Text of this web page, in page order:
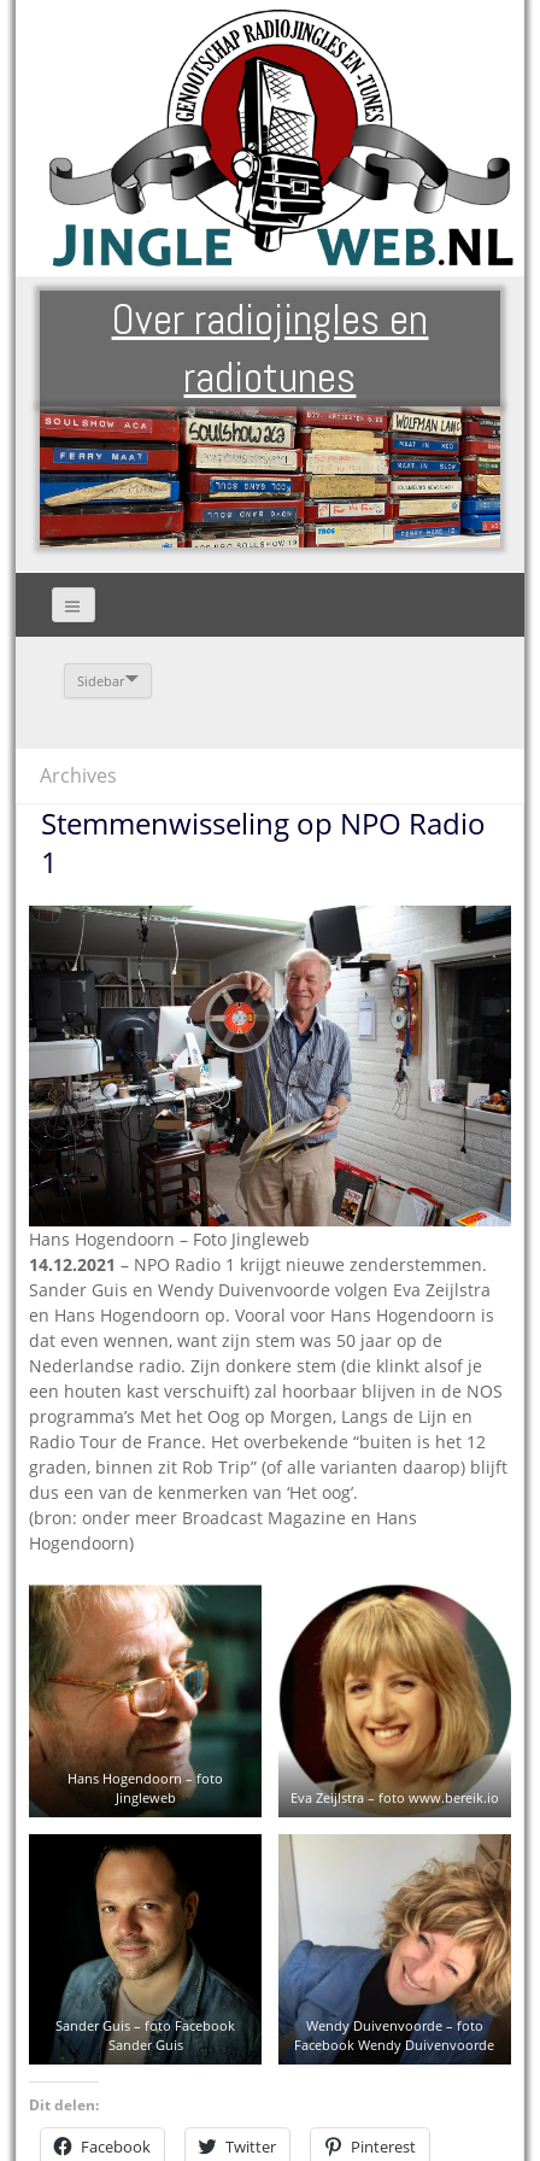
Over radiojingles en
radiotunes
Sidebar
Archives
Stemmenwisseling op NPO Radio
1
Hans Hogendoorn – Foto Jingleweb
14.12.2021 – NPO Radio 1 krijgt nieuwe zenderstemmen.
Sander Guis en Wendy Duivenvoorde volgen Eva Zeijlstra
en Hans Hogendoorn op. Vooral voor Hans Hogendoorn is
dat even wennen, want zijn stem was 50 jaar op de
Nederlandse radio. Zijn donkere stem (die klinkt alsof je
een houten kast verschuift) zal hoorbaar blijven in de NOS
programma’s Met het Oog op Morgen, Langs de Lijn en
Radio Tour de France. Het overbekende “buiten is het 12
graden, binnen zit Rob Trip” (of alle varianten daarop) blijft
dus een van de kenmerken van ‘Het oog’.
(bron: onder meer Broadcast Magazine en Hans
Hogendoorn)
Hans Hogendoorn – foto
Jingleweb
Eva Zeijlstra – foto www.bereik.io
Sander Guis – foto Facebook
Sander Guis
Wendy Duivenvoorde – foto
Facebook Wendy Duivenvoorde
Dit delen:
Facebook Twitter Pinterest